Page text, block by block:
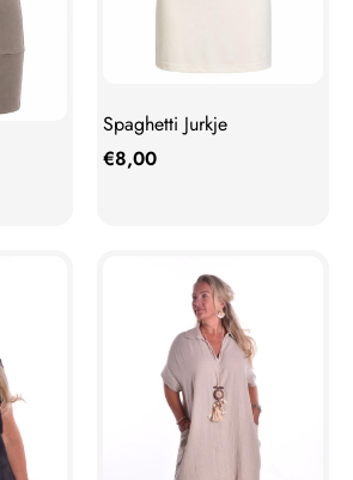
Spaghetti Jurkje
€8,00